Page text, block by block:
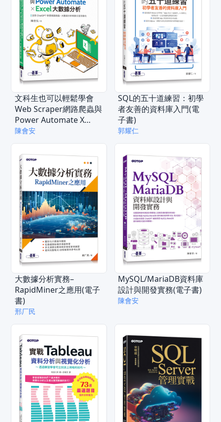
文科生也可以輕鬆學會
Web Scraper網路爬蟲與
Power Automate X
Excel大數據分析(電子書)
陳會安
SQL的五十道練習：初學
者友善的資料庫入門(電
子書)
郭耀仁
大數據分析實務–
RapidMiner之應用(電子
書)
邢厂民
MySQL/MariaDB資料庫
設計與開發實務(電子書)
陳會安